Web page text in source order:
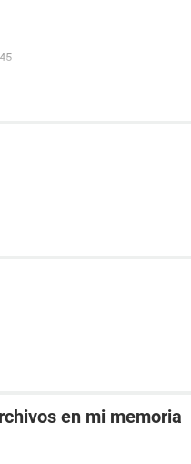
en mi memoria